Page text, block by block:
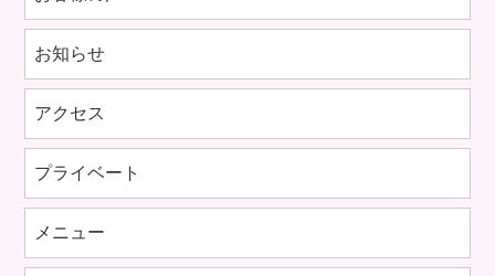
お知らせ
アクセス
プライベート
メニュー